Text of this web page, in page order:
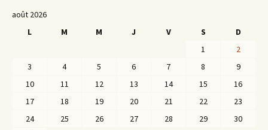
août 2026
L
M M J V S
D
1
2
3
4 5 6 7 8
9
10
11 12 13 14 15
16
17
18 19 20 21 22
23
24
25 26 27 28 29
30